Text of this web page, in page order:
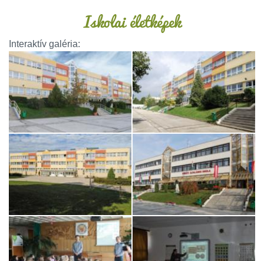
Iskolai életképek
Interaktív galéria: